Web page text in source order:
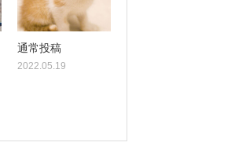
通常投稿
2022.05.19